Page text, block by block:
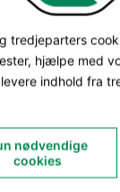
tredjeparters
hjælpe med
indhold fra
nødvendige
cookies